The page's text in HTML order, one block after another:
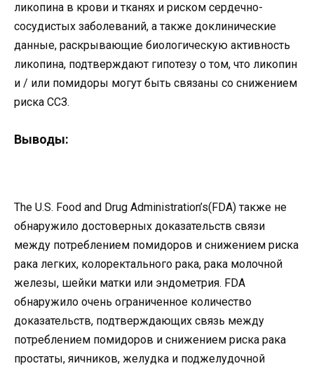
ликопина в крови и тканях и риском сердечно-
сосудистых заболеваний, а также доклинические
данные, раскрывающие биологическую активность
ликопина, подтверждают гипотезу о том, что ликопин
и / или помидоры могут быть связаны со снижением
риска ССЗ.
Выводы:
The U.S. Food and Drug Administration’s(FDA) также не
обнаружило достоверных доказательств связи
между потреблением помидоров и снижением риска
рака легких, колоректального рака, рака молочной
железы, шейки матки или эндометрия. FDA
обнаружило очень ограниченное количество
доказательств, подтверждающих связь между
потреблением помидоров и снижением риска рака
простаты, яичников, желудка и поджелудочной